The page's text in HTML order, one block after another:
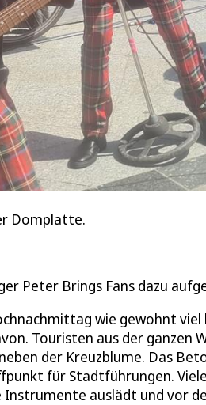
Domplatte.
Peter Brings Fans dazu
wie gewohnt viel
Touristen aus der ganzen
der Kreuzblume. Das
für Stadtführungen.
Instrumente auslädt und vor